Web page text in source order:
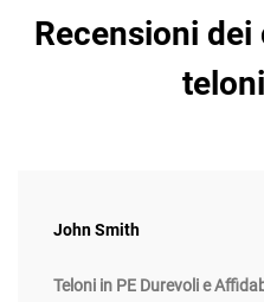
Recensioni
John Smith
Teloni in PE Durevoli e